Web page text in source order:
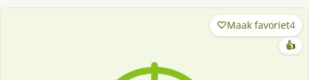
Maak favoriet4
👍